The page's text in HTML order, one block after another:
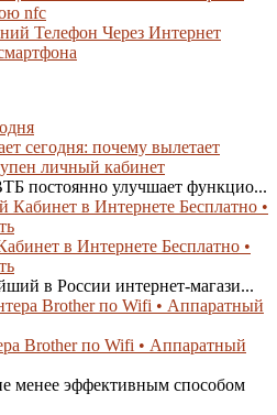
nfc
Телефон Через Интернет
сегодня: почему вылетает
личный кабинет
постоянно улучшает функцио...
в Интернете Бесплатно •
в России интернет-магази...
Brother по Wifi • Аппаратный
менее эффективным способом